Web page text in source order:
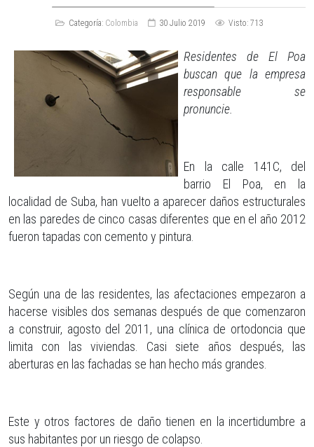
Categoría: Colombia 30 Julio 2019 Visto: 713
Residentes de El Poa
buscan que la empresa
responsable se
pronuncie.
En la calle 141C, del
barrio El Poa, en la
localidad de Suba, han vuelto a aparecer daños estructurales
en las paredes de cinco casas diferentes que en el año 2012
fueron tapadas con cemento y pintura.
Según una de las residentes, las afectaciones empezaron a
hacerse visibles dos semanas después de que comenzaron
a construir, agosto del 2011, una clínica de ortodoncia que
limita con las viviendas. Casi siete años después, las
aberturas en las fachadas se han hecho más grandes.
Este y otros factores de daño tienen en la incertidumbre a
sus habitantes por un riesgo de colapso.